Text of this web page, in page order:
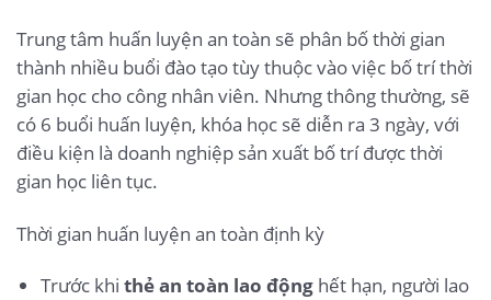
Trung tâm huấn luyện an toàn sẽ phân bố thời gian
thành nhiều buổi đào tạo tùy thuộc vào việc bố trí thời
gian học cho công nhân viên. Nhưng thông thường, sẽ
có 6 buổi huấn luyện, khóa học sẽ diễn ra 3 ngày, với
điều kiện là doanh nghiệp sản xuất bố trí được thời
gian học liên tục.
Thời gian huấn luyện an toàn định kỳ
Trước khi thẻ an toàn lao độnghết hạn, người lao